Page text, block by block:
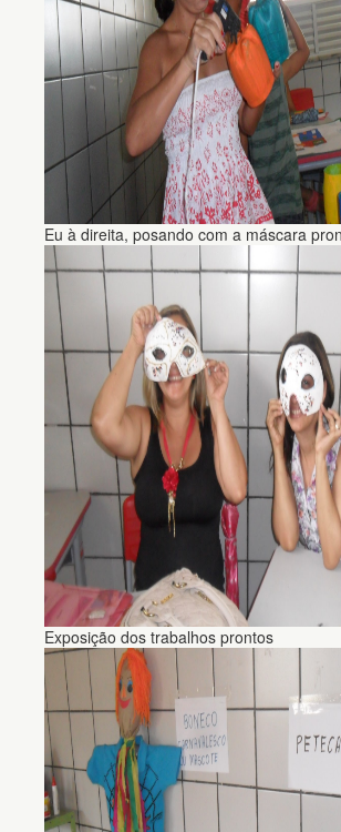
Eu à direita, posando com a máscara
Exposição dos trabalhos prontos